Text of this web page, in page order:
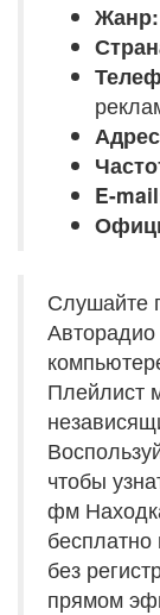
Жанр:
E-
Слушайте
Плейлист
чтобы
фм
без
прямом